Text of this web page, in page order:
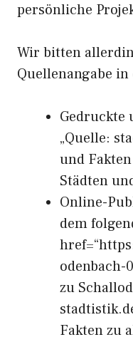
persönliche
Wir bitten
Quellenangabe
Gedruckte
„Quelle:
und
Städten
Online-
dem
odenbach-
zu
Fakten zu